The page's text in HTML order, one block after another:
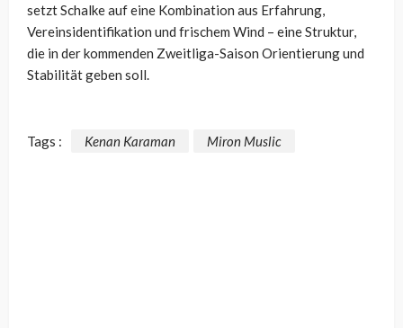
setzt Schalke auf eine Kombination aus Erfahrung,
Vereinsidentifikation und frischem Wind – eine Struktur,
die in der kommenden Zweitliga-Saison Orientierung und
Stabilität geben soll.
Tags : Kenan Karaman Miron Muslic